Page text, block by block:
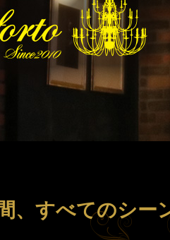
、すべてのシー